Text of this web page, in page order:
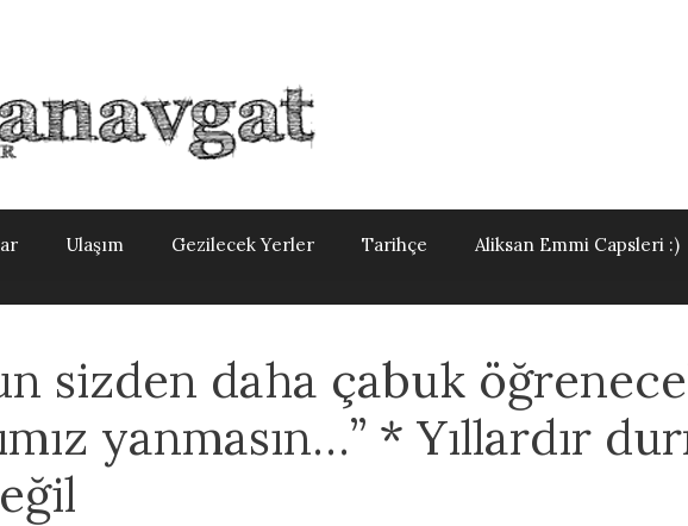
Ulaşım Gezilecek Yerler Tarihçe Aliksan Emmi Capsleri :)
sizden daha çabuk
yanmasın…” * Yıllardır